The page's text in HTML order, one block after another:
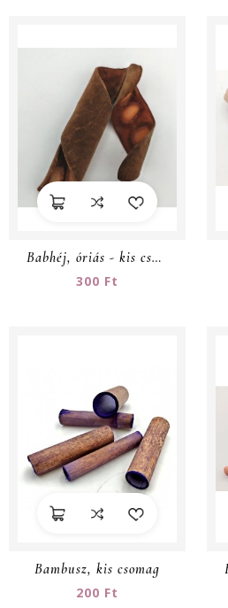
Babhéj, óriás - kis csomag
300 Ft
Bambusz, kis csomag
200 Ft